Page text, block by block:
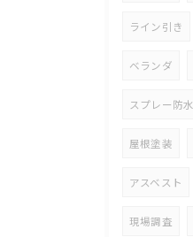
ライン引き
ベランダ
スプレー防水
屋根塗装
アスベスト
現場調査